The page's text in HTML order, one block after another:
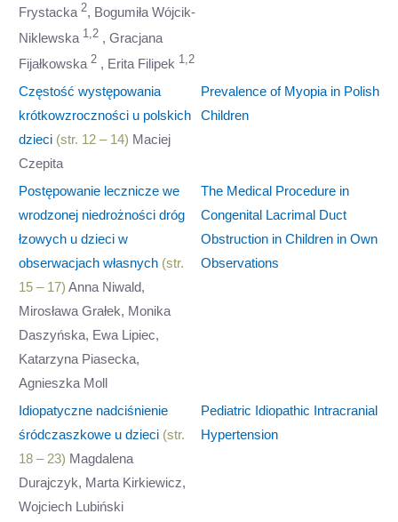
Frystacka 2, Bogumiła Wójcik-
Niklewska 1,2 , Gracjana
Fijałkowska 2 , Erita Filipek 1,2
Częstość występowania
krótkowzroczności u polskich
dzieci (str. 12 – 14) Maciej
Czepita
Prevalence of Myopia in Polish
Children
Postępowanie lecznicze we
wrodzonej niedrożności dróg
łzowych u dzieci w
obserwacjach własnych (str.
15 – 17) Anna Niwald,
Mirosława Grałek, Monika
Daszyńska, Ewa Lipiec,
Katarzyna Piasecka,
Agnieszka Moll
The Medical Procedure in
Congenital Lacrimal Duct
Obstruction in Children in Own
Observations
Idiopatyczne nadciśnienie
śródczaszkowe u dzieci (str.
18 – 23) Magdalena
Durajczyk, Marta Kirkiewicz,
Wojciech Lubiński
Pediatric Idiopathic Intracranial
Hypertension